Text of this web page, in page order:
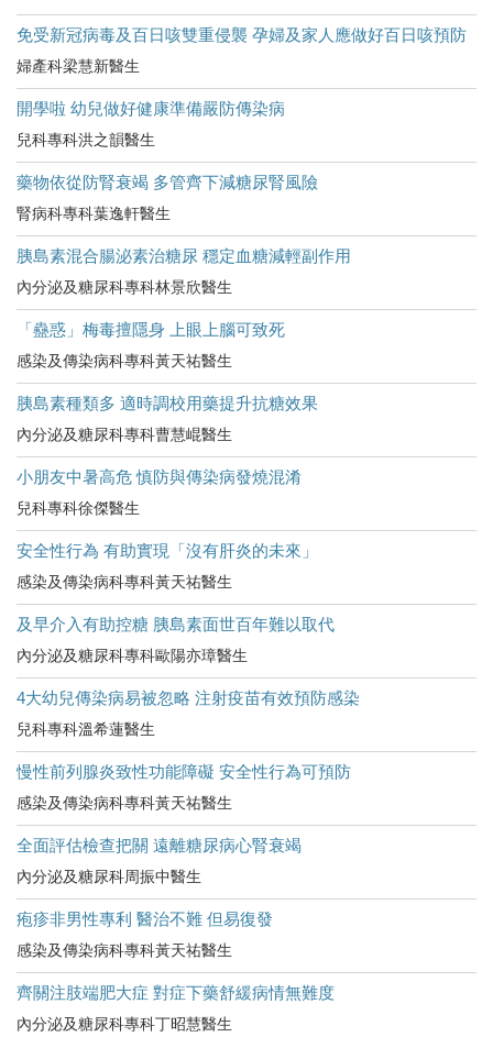
免受新冠病毒及百日咳雙重侵襲 孕婦及家人應做好百日咳預防
婦產科梁慧新醫生
開學啦 幼兒做好健康準備嚴防傳染病
兒科專科洪之韻醫生
藥物依從防腎衰竭 多管齊下減糖尿腎風險
腎病科專科葉逸軒醫生
胰島素混合腸泌素治糖尿 穩定血糖減輕副作用
內分泌及糖尿科專科林景欣醫生
「蠱惑」梅毒擅隱身 上眼上腦可致死
感染及傳染病科專科黃天祐醫生
胰島素種類多 適時調校用藥提升抗糖效果
內分泌及糖尿科專科曹慧崐醫生
小朋友中暑高危​ 慎防與傳染病發燒混淆
兒科專科徐傑醫生
安全性行為 有助實現「沒有肝炎的未來」
感染及傳染病科專科黃天祐醫生
及早介入有助控糖 胰島素面世百年難以取代
內分泌及糖尿科專科歐陽亦璋醫生
4大幼兒傳染病易被忽略 注射疫苗有效預防感染
兒科專科溫希蓮醫生
慢性前列腺炎致性功能障礙 安全性行為可預防
感染及傳染病科專科黃天祐醫生
全面評估檢查把關 遠離糖尿病心腎衰竭
內分泌及糖尿科周振中醫生
疱疹非男性專利 醫治不難 但易復發
感染及傳染病科專科黃天祐醫生
齊關注肢端肥大症 對症下藥舒緩病情無難度
內分泌及糖尿科專科丁昭慧醫生